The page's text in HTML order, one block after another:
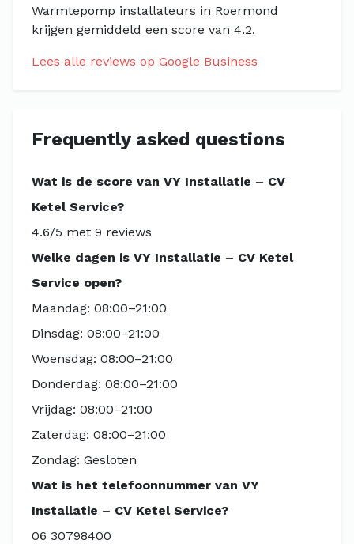
Warmtepomp installateurs in Roermond
krijgen gemiddeld een score van 4.2.
Lees alle reviews op Google Business
Frequently asked questions
Wat is de score van VY Installatie – CV
Ketel Service?
4.6/5 met 9 reviews
Welke dagen is VY Installatie – CV Ketel
Service open?
Maandag: 08:00–21:00
Dinsdag: 08:00–21:00
Woensdag: 08:00–21:00
Donderdag: 08:00–21:00
Vrijdag: 08:00–21:00
Zaterdag: 08:00–21:00
Zondag: Gesloten
Wat is het telefoonnummer van VY
Installatie – CV Ketel Service?
06 30798400